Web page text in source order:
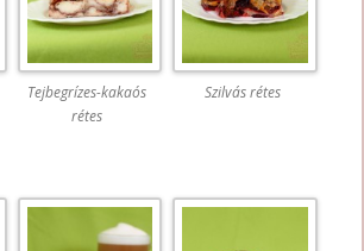
Tejbegrízes-kakaós
rétes
Szilvás rétes